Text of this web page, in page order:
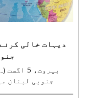
دیہات خالی
جنوبی لبنان